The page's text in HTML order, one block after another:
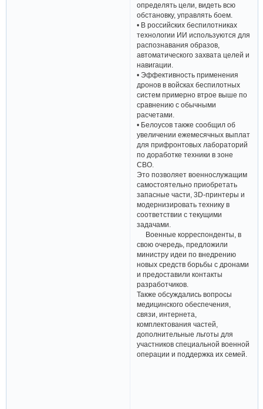
определять цели, видеть всю
обстановку, управлять боем.
• В российских беспилотниках
технологии ИИ используются для
распознавания образов,
автоматического захвата целей и
навигации.
• Эффективность применения
дронов в войсках беспилотных
систем примерно втрое выше по
сравнению с обычными
расчетами.
• Белоусов также сообщил об
увеличении ежемесячных выплат
для прифронтовых лабораторий
по доработке техники в зоне
СВО.
Это позволяет военнослужащим
самостоятельно приобретать
запасные части, 3D-принтеры и
модернизировать технику в
соответствии с текущими
задачами.
Военные корреспонденты, в
свою очередь, предложили
министру идеи по внедрению
новых средств борьбы с дронами
и предоставили контакты
разработчиков.
Также обсуждались вопросы
медицинского обеспечения,
связи, интернета,
комплектования частей,
дополнительные льготы для
участников специальной военной
операции и поддержка их семей.